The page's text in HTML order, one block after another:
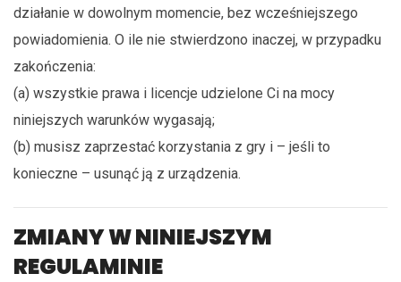
działanie w dowolnym momencie, bez wcześniejszego
powiadomienia. O ile nie stwierdzono inaczej, w przypadku
zakończenia:
(a) wszystkie prawa i licencje udzielone Ci na mocy
niniejszych warunków wygasają;
(b) musisz zaprzestać korzystania z gry i – jeśli to
konieczne – usunąć ją z urządzenia.
ZMIANY W NINIEJSZYM
REGULAMINIE